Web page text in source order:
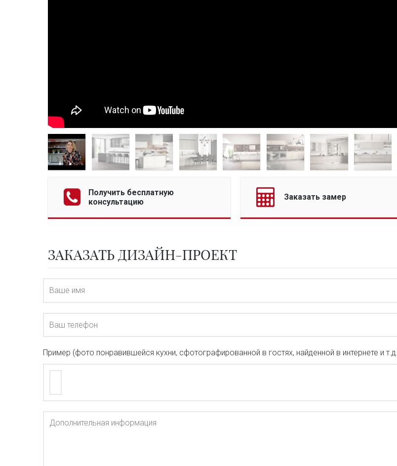
Получить бесплатную
консультацию
Заказать замер
ЗАКАЗАТЬ ДИЗАЙН-ПРОЕКТ
Пример (фото понравившейся кухни, сфотографированной в гостях, найденной в интернете и